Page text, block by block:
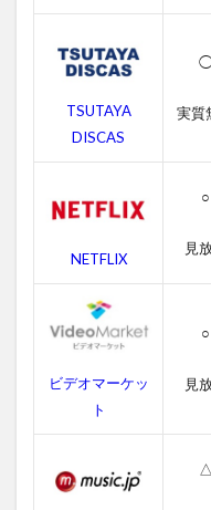
ス
覧
コ
ク
一
2.1
ハン
コッ
字幕
TSUTAYA
DISCAS
実質
NETFLIX
○
見
ビデオマーケッ
ト
○
見
△